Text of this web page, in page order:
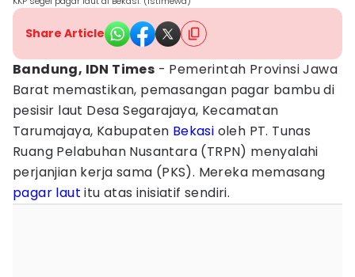
Share Article
Bandung, IDN Times - Pemerintah Provinsi Jawa
Barat memastikan, pemasangan pagar bambu di
pesisir laut Desa Segarajaya, Kecamatan
Tarumajaya, Kabupaten Bekasi oleh PT. Tunas
Ruang Pelabuhan Nusantara (TRPN) menyalahi
perjanjian kerja sama (PKS). Mereka memasang
pagar laut itu atas inisiatif sendiri.